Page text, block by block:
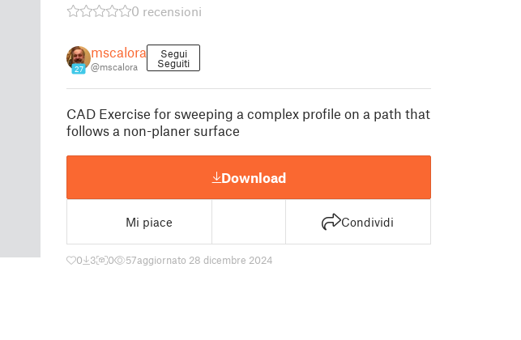
0 recensioni
27
mscalora
@mscalora
Segui
Seguiti
CAD Exercise for sweeping a complex profile on a path that
follows a non-planer surface
Download
Mi piace Condividi
0 3 0 57aggiornato 28 dicembre 2024